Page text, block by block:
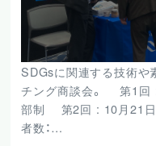
SDGsに関連する技術や
チング商談会。 第1
部制 第2回 : 10月21
者数：…